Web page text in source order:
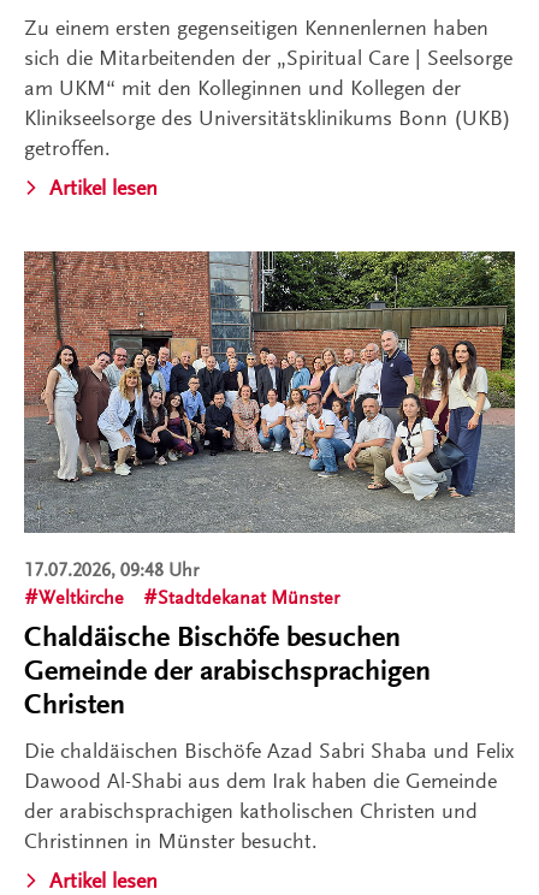
Zu einem ersten gegenseitigen Kennenlernen haben
sich die Mitarbeitenden der „Spiritual Care | Seelsorge
am UKM“ mit den Kolleginnen und Kollegen der
Klinikseelsorge des Universitätsklinikums Bonn (UKB)
getroffen.
Artikel lesen
17.07.2026, 09:48 Uhr
Weltkirche
Stadtdekanat Münster
Chaldäische Bischöfe besuchen
Gemeinde der arabischsprachigen
Christen
Die chaldäischen Bischöfe Azad Sabri Shaba und Felix
Dawood Al-Shabi aus dem Irak haben die Gemeinde
der arabischsprachigen katholischen Christen und
Christinnen in Münster besucht.
Artikel lesen